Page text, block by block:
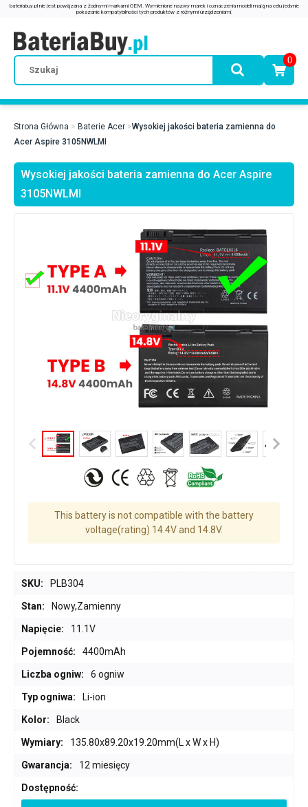
0
Strona Główna Baterie Acer
Wysokiej jakości bateria zamienna do
Acer Aspire 3105NWLMI
Wysokiej jakości bateria zamienna do Acer Aspire
3105NWLMI
This battery is not compatible with the battery
voltage(rating) 14.4V and 14.8V.
SKU: PLB304
Stan: Nowy,Zamienny
Napięcie: 11.1V
Pojemność: 4400mAh
Liczba ogniw: 6 ogniw
Typ ogniwa: Li-ion
Kolor: Black
Wymiary: 135.80x89.20x19.20mm(L x W x H)
Gwarancja: 12 miesięcy
Dostępność: